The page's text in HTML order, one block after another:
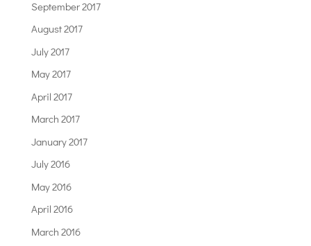
September 2017
August 2017
July 2017
May 2017
April 2017
March 2017
January 2017
July 2016
May 2016
April 2016
March 2016